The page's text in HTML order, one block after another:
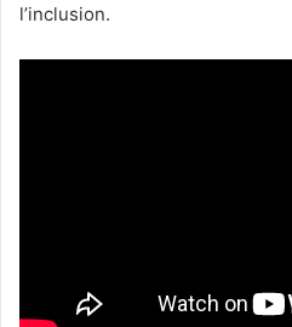
l’inclusion.